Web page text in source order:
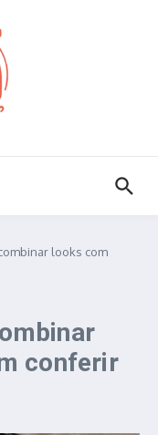
looks com
conferir